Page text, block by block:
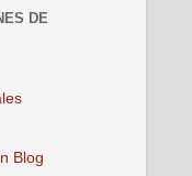
DE
Blog